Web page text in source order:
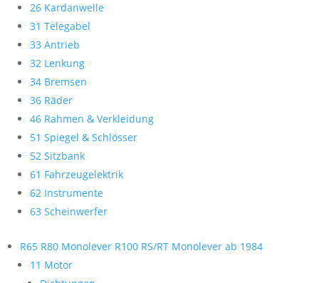
26 Kardanwelle
31 Telegabel
33 Antrieb
32 Lenkung
34 Bremsen
36 Räder
46 Rahmen & Verkleidung
51 Spiegel & Schlösser
52 Sitzbank
61 Fahrzeugelektrik
62 Instrumente
63 Scheinwerfer
R65 R80 Monolever R100 RS/RT Monolever ab 1984
11 Motor